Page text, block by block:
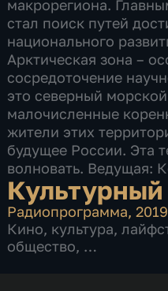
макрорегиона.
стал поиск путей
национального
Арктическая зона –
сосредоточение
это северный
малочисленные
жители этих
будущее России. Эта
волновать. Ведущая:
Радиопрограмма,2019
Кино, культура,
общество,